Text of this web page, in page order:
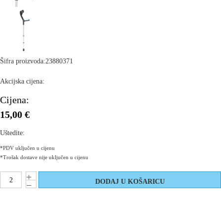
Šifra proizvoda:23880371
Akcijska cijena:
Cijena:
15,00 €
Uštedite:
*PDV uključen u cijenu
*Trošak dostave nije uključen u cijenu